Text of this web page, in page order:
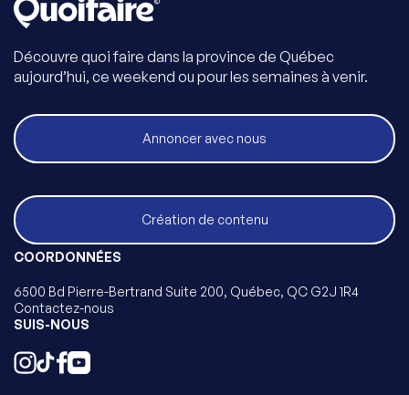
Découvre quoi faire dans la province de Québec
aujourd’hui, ce weekend ou pour les semaines à venir.
Annoncer avec nous
Création de contenu
COORDONNÉES
6500 Bd Pierre-Bertrand Suite 200, Québec, QC G2J 1R4
Contactez-nous
SUIS-NOUS